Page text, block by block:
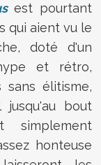
est pourtant
qui aient vu le
doté d'un
et rétro,
élitisme,
jusqu'au bout
simplement
honteuse